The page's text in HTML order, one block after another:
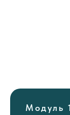
Модуль 1